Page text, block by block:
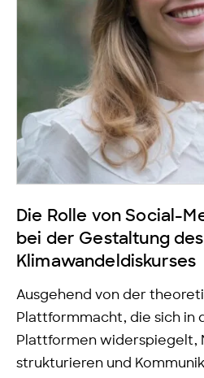
Die Rolle von Social-
bei der Gestaltung des
Klimawandeldiskurses
Ausgehend von der
Plattformmacht, die sich in
Plattformen widerspiegelt,
strukturieren und